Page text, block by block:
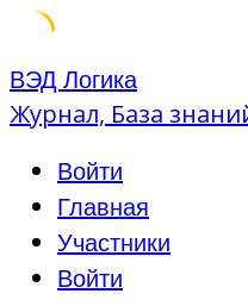
Skip
to
ВЭД Логика
Журнал, База
Войти
Главная
Участники
Войти